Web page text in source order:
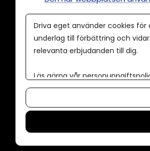
Annonspolicy
Tillgänglighet
Kontakt
Nyhetsbrev
CMS för medier
Driva eget använder cookies
underlag till förbättring och
relevanta erbjudanden till dig.
Läs gärna vår
Om du vill ändra ditt val i